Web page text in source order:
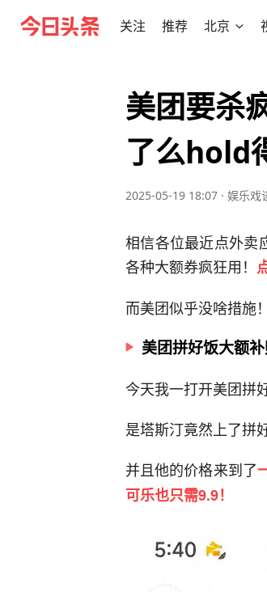
关注 推荐 北京
美团要杀
了么hold
2025-05-19 18:07 · 娱乐戏
相信各位最近点外卖
各种大额券疯狂用！
而美团似乎没啥措施
美团拼好饭大额补
今天我一打开美团拼
是塔斯汀竟然上了拼
并且他的价格来到了
可乐也只需9.9！